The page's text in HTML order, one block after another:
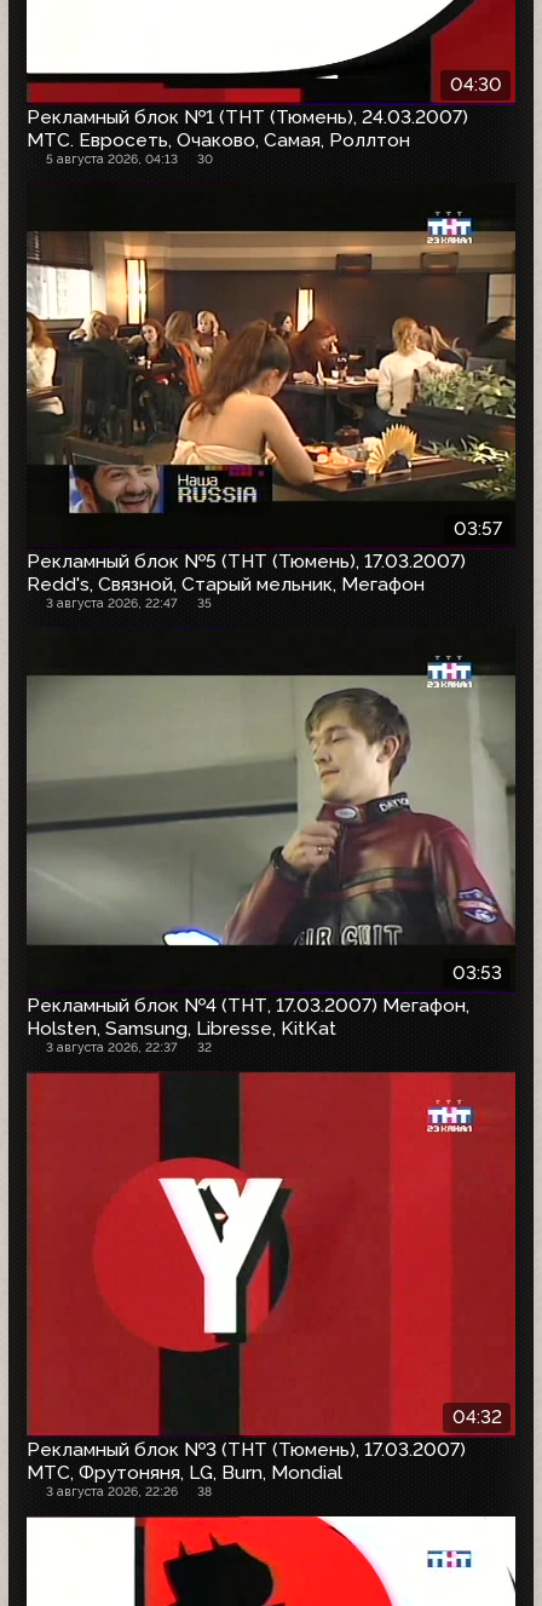
04:30
Рекламный блок №1 (ТНТ (Тюмень), 24.03.2007)
МТС. Евросеть, Очаково, Самая, Роллтон
5 августа 2026, 04:13 30
03:57
Рекламный блок №5 (ТНТ (Тюмень), 17.03.2007)
Redd's, Связной, Старый мельник, Мегафон
3 августа 2026, 22:47 35
03:53
Рекламный блок №4 (ТНТ, 17.03.2007) Мегафон,
Holsten, Samsung, Libresse, KitKat
3 августа 2026, 22:37 32
04:32
Рекламный блок №3 (ТНТ (Тюмень), 17.03.2007)
МТС, Фрутоняня, LG, Burn, Mondial
3 августа 2026, 22:26 38